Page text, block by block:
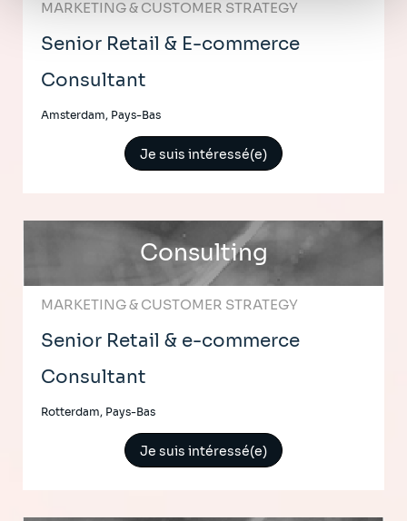
personnel.
MARKETING & CUSTOMER STRATEGY
Senior Retail & E-commerce
Consultant
Amsterdam, Pays-Bas
Je suis intéressé(e)
Consulting
MARKETING & CUSTOMER STRATEGY
Senior Retail & e-commerce
Consultant
Rotterdam, Pays-Bas
Je suis intéressé(e)